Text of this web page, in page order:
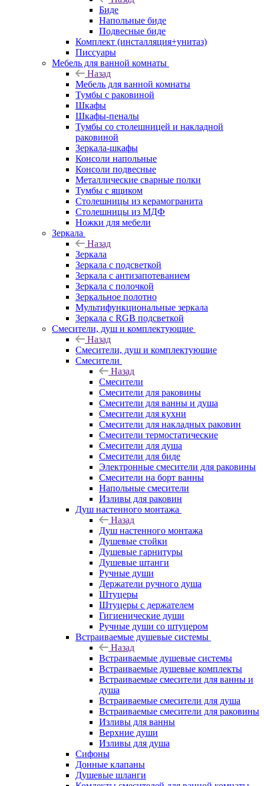
Биде
Напольные биде
Подвесные биде
Комплект (инсталляция+унитаз)
Писсуары
Мебель для ванной комнаты
Назад
Мебель для ванной комнаты
Тумбы с раковиной
Шкафы
Шкафы-пеналы
Тумбы со столешницей и накладной
раковиной
Зеркала-шкафы
Консоли напольные
Консоли подвесные
Металлические сварные полки
Тумбы с ящиком
Столешницы из керамогранита
Столешницы из МДФ
Ножки для мебели
Зеркала
Назад
Зеркала
Зеркала с подсветкой
Зеркала с антизапотеванием
Зеркала с полочкой
Зеркальное полотно
Мультифункциональные зеркала
Зеркала c RGB подсветкой
Смесители, душ и комплектующие
Назад
Смесители, душ и комплектующие
Смесители
Назад
Смесители
Смесители для раковины
Смесители для ванны и душа
Смесители для кухни
Смесители для накладных раковин
Смесители термостатические
Смесители для душа
Смесители для биде
Электронные смесители для раковины
Смесители на борт ванны
Напольные смесители
Изливы для раковин
Душ настенного монтажа
Назад
Душ настенного монтажа
Душевые стойки
Душевые гарнитуры
Душевые штанги
Ручные души
Держатели ручного душа
Штуцеры
Штуцеры с держателем
Гигиенические души
Ручные души со штуцером
Встраиваемые душевые системы
Назад
Встраиваемые душевые системы
Встраиваемые душевые комплекты
Встраиваемые смесители для ванны и
душа
Встраиваемые смесители для душа
Встраиваемые смесители для раковины
Изливы для ванны
Верхние души
Изливы для душа
Сифоны
Донные клапаны
Душевые шланги